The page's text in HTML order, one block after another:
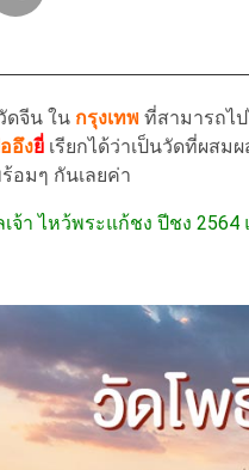
จีน ใน กรุงเทพ ที่สามารถไ
อึงยี่ เรียกได้ว่าเป็นวัดที่ผส
อมๆ กันเลยค่า
เจ้า ไหว้พระแก้ชง ปีชง